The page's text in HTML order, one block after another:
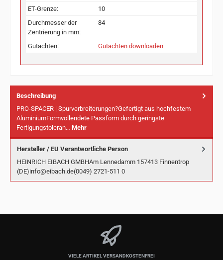
ET-Grenze:
10
Durchmesser der
Zentrierung in mm:
84
Gutachten: Gutachten downloaden
Beschreibung
PRO-SPACER | Spurverbreiterungen?Gefertigt aus hochfestem
AluminiumFormvollendete Passform durch geringste
Fertigungstoleran… Mehr
Hersteller / EU Verantwortliche Person
HEINRICH EIBACH GMBHAm Lennedamm 157413 Finnentrop
(DE)info@eibach.de(0049) 2721-511 0
VIELE ARTIKEL VERSANDKOSTENFREI